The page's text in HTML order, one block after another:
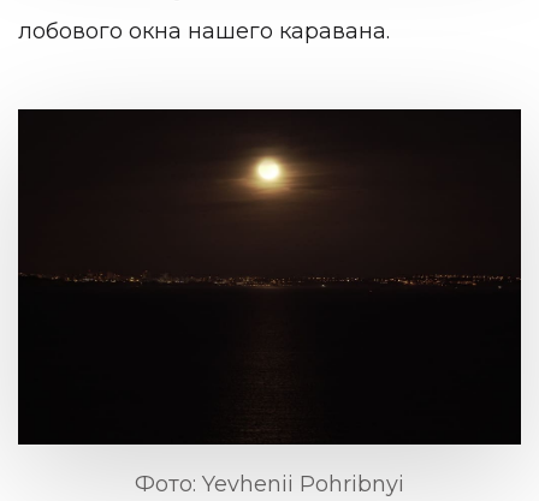
лобового окна нашего каравана.
Фото: Yevhenii Pohribnyi